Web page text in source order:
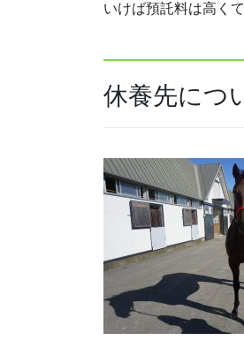
いけば預託料は高く
休養先につ